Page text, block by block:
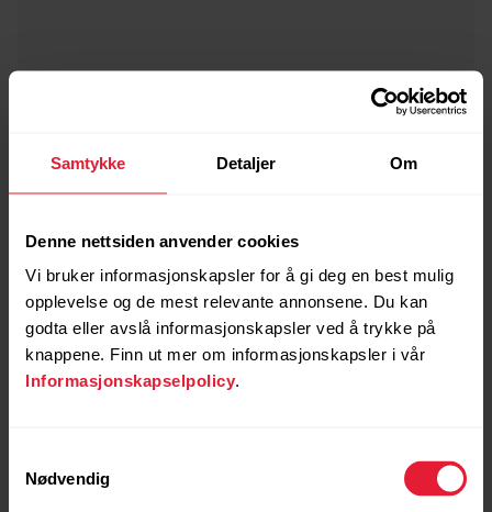
Samtykke Detaljer Om
Denne nettsiden anvender cookies
Vi bruker informasjonskapsler for å gi deg en best mulig
opplevelse og de mest relevante annonsene. Du kan
godta eller avslå informasjonskapsler ved å trykke på
knappene. Finn ut mer om informasjonskapsler i vår
Informasjonskapselpolicy.
Nødvendig